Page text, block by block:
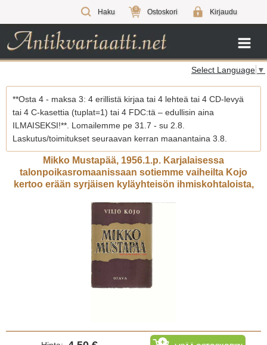
Haku 0 Ostoskori Kirjaudu
Select Language ▼
**Osta 4 - maksa 3: 4 erillistä kirjaa tai 4 lehteä tai 4 CD-levyä
tai 4 C-kasettia (tuplat=1) tai 4 FDC:tä – edullisin aina
ILMAISEKSI!**. Lomailemme pe 31.7 - su 2.8.
Laskutus/toimitukset seuraavan kerran maanantaina 3.8.
Mikko Mustapää, 1956.1.p. Karjalaisessa
talonpoikasromaanissaan sotiemme vaiheilta Kojo
kertoo erään syrjäisen kyläyhteisön ihmiskohtaloista,